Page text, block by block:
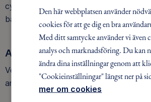
cyklar. Helgturer och övriga turer
både i närområdet och utsocknes.
Anmälan
Veckans ordinarie turer kommer upp på
anmälan.
Den här webbplatsen använder
cookies för att ge dig en bra
Med ditt samtycke använder vi även
analys och marknadsföring. Du kan
ändra dina inställningar genom att
"Cookieinställningar" längst ner på
mer om cookies